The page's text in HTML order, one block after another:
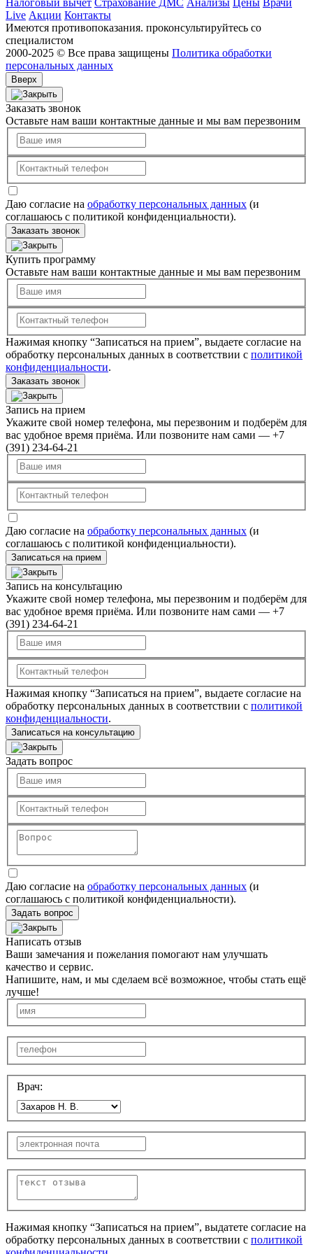
Налоговый вычет Страхование ДМС Анализы Цены Врачи
Live Акции Контакты
Имеются противопоказания. проконсультируйтесь со
специалистом
2000-2025 © Все права защищены Политика обработки
персональных данных
Вверх
Заказать звонок
Оставьте нам ваши контактные данные и мы вам перезвоним
Даю согласие на обработку персональных данных (и
соглашаюсь с политикой конфиденциальности).
Заказать звонок
Купить программу
Оставьте нам ваши контактные данные и мы вам перезвоним
Нажимая кнопку “Записаться на прием”, выдаете согласие на
обработку персональных данных в соответствии с политикой
конфиденциальности.
Заказать звонок
Запись на прием
Укажите свой номер телефона, мы перезвоним и подберём для
вас удобное время приёма. Или позвоните нам сами — +7
(391) 234-64-21
Даю согласие на обработку персональных данных (и
соглашаюсь с политикой конфиденциальности).
Записаться на прием
Запись на консультацию
Укажите свой номер телефона, мы перезвоним и подберём для
вас удобное время приёма. Или позвоните нам сами — +7
(391) 234-64-21
Нажимая кнопку “Записаться на прием”, выдаете согласие на
обработку персональных данных в соответствии с политикой
конфиденциальности.
Записаться на консультацию
Задать вопрос
Даю согласие на обработку персональных данных (и
соглашаюсь с политикой конфиденциальности).
Задать вопрос
Написать отзыв
Ваши замечания и пожелания помогают нам улучшать
качество и сервис.
Напишите, нам, и мы сделаем всё возможное, чтобы стать ещё
лучше!
Врач:
Нажимая кнопку “Записаться на прием”, выдатете согласие на
обработку персональных данных в соответствии с политикой